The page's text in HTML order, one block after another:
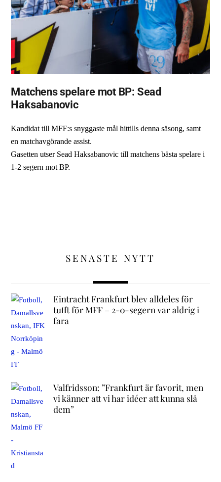
Matchens spelare mot BP: Sead
Haksabanovic
Kandidat till MFF:s snyggaste mål hittills denna säsong, samt
en matchavgörande assist.
Gasetten utser Sead Haksabanovic till matchens bästa spelare i
1-2 segern mot BP.
SENASTE NYTT
Eintracht Frankfurt blev alldeles för
tufft för MFF – 2-0-segern var aldrig i
fara
Valfridsson: ”Frankfurt är favorit, men
vi känner att vi har idéer att kunna slå
dem”